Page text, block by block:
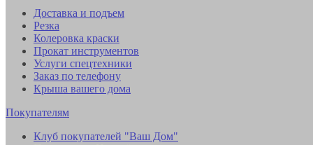
Доставка и подъем
Резка
Колеровка краски
Прокат инструментов
Услуги спецтехники
Заказ по телефону
Крыша вашего дома
Покупателям
Клуб покупателей "Ваш Дом"